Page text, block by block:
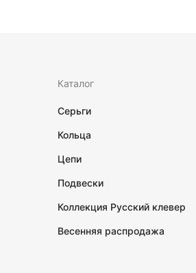
Каталог
Серьги
Кольца
Цепи
Подвески
Коллекция Русский клевер
Весенняя распродажа